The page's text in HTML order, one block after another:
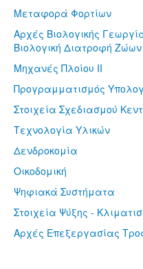
Μεταφορά Φορτίων
Αρχές Βιολογικής
Βιολογική Διατροφή Ζώων
Μηχανές Πλοίου II
Προγραμματισμός
Στοιχεία Σχεδιασμού
Τεχνολογία Υλικών
Δενδροκομία
Οικοδομική
Ψηφιακά Συστήματα
Στοιχεία Ψύξης -
Αρχές Επεξεργασίας